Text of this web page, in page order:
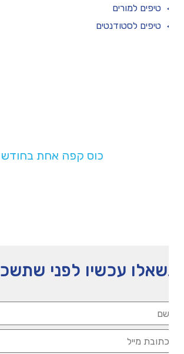
טיפים למורים
טיפים לסטודנטים
כוס קפה אחת בחודש
עכשיו לפני שתשכחו